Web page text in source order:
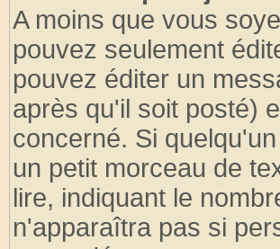
A moins que vous
pouvez seulement
pouvez éditer un
après qu'il soit posté)
concerné. Si
un petit morceau de
lire, indiquant le
n'apparaîtra pas si